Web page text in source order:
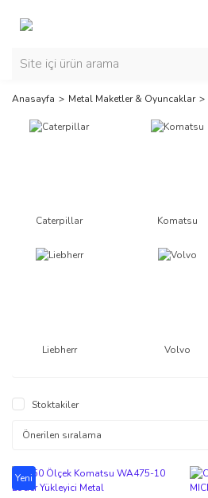
Anasayfa Metal Maketler & Oyuncaklar
Caterpillar Komatsu
Liebherr Volvo
Stoktakiler
Yeni